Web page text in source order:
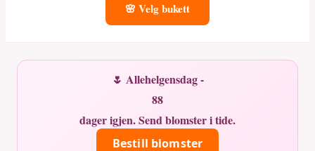
🌸 Velg bukett
🌷 Allehelgensdag -
88
dager igjen. Send blomster i tide.
Bestill blomster